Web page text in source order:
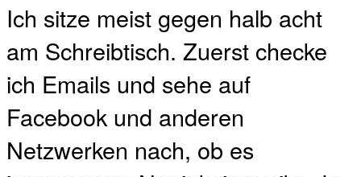
Ich sitze meist gegen halb acht
am Schreibtisch. Zuerst checke
ich Emails und sehe auf
Facebook und anderen
Netzwerken nach, ob es